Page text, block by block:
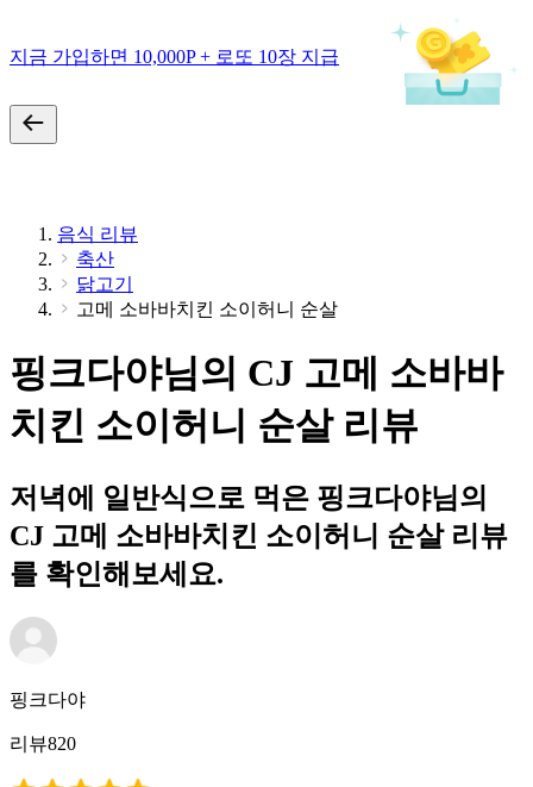
지금 가입하면 10,000P + 로또 10장 지급
음식 리뷰
축산
닭고기
고메 소바바치킨 소이허니 순살
핑크다야님의 CJ 고메 소바바
치킨 소이허니 순살 리뷰
저녁에 일반식으로 먹은 핑크다야님의
CJ 고메 소바바치킨 소이허니 순살 리뷰
를 확인해보세요.
핑크다야
리뷰820